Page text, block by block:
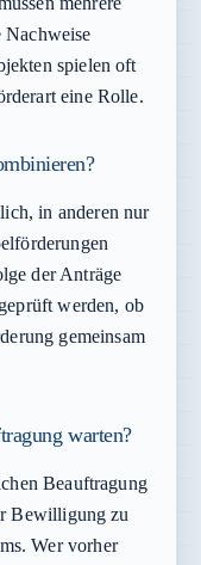
Nachweise
spielen oft
eine Rolle.
in anderen nur
der Anträge
werden, ob
gemeinsam
warten?
Beauftragung
Bewilligung zu
Wer vorher